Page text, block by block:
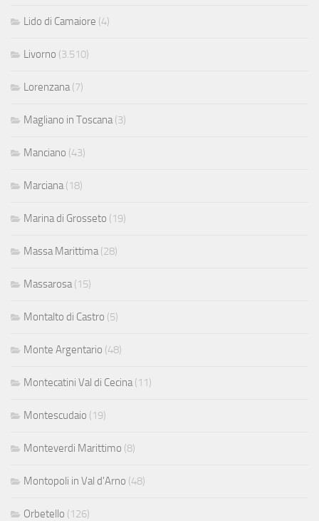
Lido di Camaiore (4)
Livorno (3.510)
Lorenzana (7)
Magliano in Toscana (3)
Manciano (43)
Marciana (18)
Marina di Grosseto (19)
Massa Marittima (28)
Massarosa (15)
Montalto di Castro (5)
Monte Argentario (48)
Montecatini Val di Cecina (11)
Montescudaio (19)
Monteverdi Marittimo (8)
Montopoli in Val d'Arno (48)
Orbetello (126)